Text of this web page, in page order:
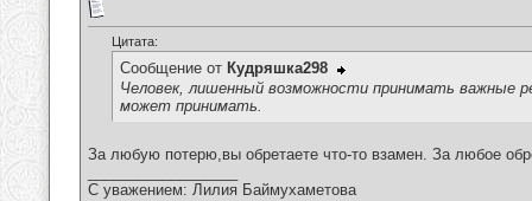
Цитата:
Сообщение от Кудряшка298
Человек, лишенный возможности принимать
может принимать.
За любую потерю,вы обретаете что-то взамен. За любое
С уважением: Лилия Баймухаметова